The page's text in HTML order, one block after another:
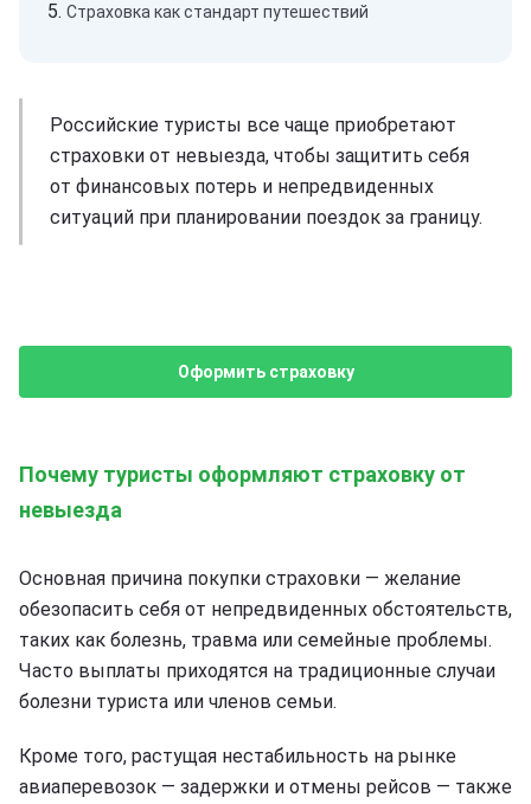
Страховка как стандарт путешествий
Российские туристы все чаще приобретают
страховки от невыезда, чтобы защитить себя
от финансовых потерь и непредвиденных
ситуаций при планировании поездок за границу.
Оформить страховку
Почему туристы оформляют страховку от
невыезда
Основная причина покупки страховки — желание
обезопасить себя от непредвиденных обстоятельств,
таких как болезнь, травма или семейные проблемы.
Часто выплаты приходятся на традиционные случаи
болезни туриста или членов семьи.
Кроме того, растущая нестабильность на рынке
авиаперевозок — задержки и отмены рейсов — также